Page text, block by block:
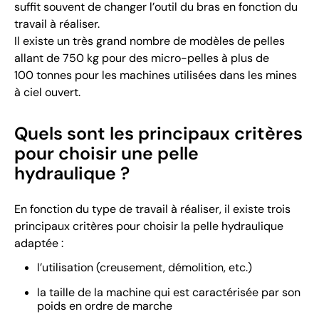
suffit souvent de changer l’outil du bras en fonction du
travail à réaliser.
Il existe un très grand nombre de modèles de pelles
allant de 750 kg pour des micro-pelles à plus de
100 tonnes pour les machines utilisées dans les mines
à ciel ouvert.
Quels sont les principaux critères
pour choisir une pelle
hydraulique ?
En fonction du type de travail à réaliser, il existe trois
principaux critères pour choisir la pelle hydraulique
adaptée :
l’utilisation (creusement, démolition, etc.)
la taille de la machine qui est caractérisée par son
poids en ordre de marche